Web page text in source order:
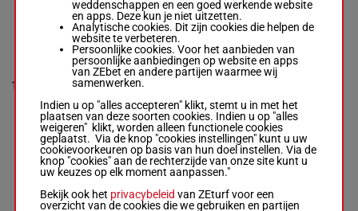
10
MICKEY THE
Joyce Wes.-
Joseph Murray
R/8 -
9p (24) 11p 1p
4p 8p 7p 9p 6p
(23) 5p 1p 1p
R/8 55.5
kg
9p (24)
11p 1p
4p 8p 7p
(23) 5p
1p 1p 5p
STAYSOUND
SUSIE
Slattery And.
5p (24)
weddenschappen en een goed werkende website
en apps. Deze kun je niet uitzetten.
Analytische cookies. Dit zijn cookies die helpen de
website te verbeteren.
Persoonlijke cookies. Voor het aanbieden van
persoonlijke aanbiedingen op website en apps
van ZEbet en andere partijen waarmee wij
samenwerken.
Indien u op "alles accepteren" klikt, stemt u in met het
plaatsen van deze soorten cookies. Indien u op "alles
weigeren" klikt, worden alleen functionele cookies
geplaatst. Via de knop "cookies instellingen" kunt u uw
cookievoorkeuren op basis van hun doel instellen. Via de
knop "cookies" aan de rechterzijde van onze site kunt u
uw keuzes op elk moment aanpassen."
Bekijk ook het privacybeleid van ZEturf voor een
overzicht van de cookies die we gebruiken en partijen